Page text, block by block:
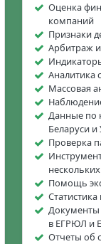
Оценка
компаний
Признаки
Арбитраж
Аналитика
Массовая
Данные по
Беларуси
Проверка
Помощь
Документы
в ЕГРЮЛ и
Отчеты об